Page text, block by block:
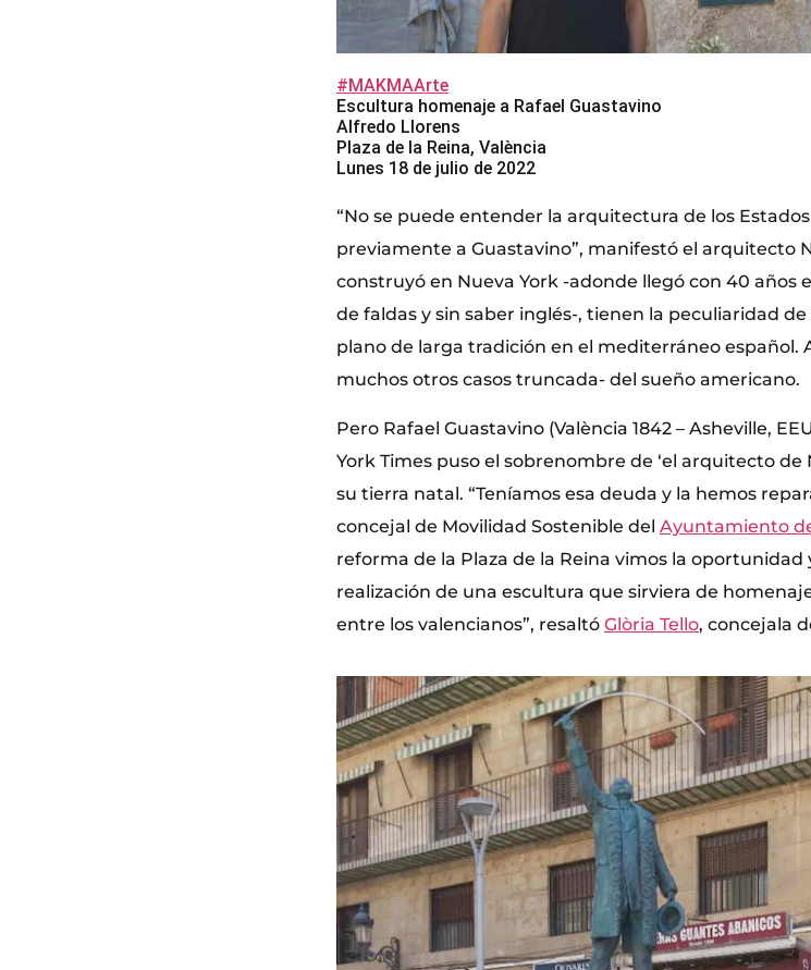
#MAKMAArte
Escultura homenaje a Rafael Guastavino
Alfredo Llorens
Plaza de la Reina, València
Lunes 18 de julio de 2022
“No se puede entender la arquitectura de los
previamente a Guastavino”, manifestó el arquitecto
construyó en Nueva York -adonde llegó con 40 años
de faldas y sin saber inglés-, tienen la peculiaridad
plano de larga tradición en el mediterráneo español.
muchos otros casos truncada- del sueño americano.
Pero Rafael Guastavino (València 1842 – Asheville,
York Times puso el sobrenombre de ‘el arquitecto de
su tierra natal. “Teníamos esa deuda y la hemos
concejal de Movilidad Sostenible del Ayuntamiento
reforma de la Plaza de la Reina vimos la oportunidad
realización de una escultura que sirviera de
entre los valencianos”, resaltó Glòria Tello, concejala